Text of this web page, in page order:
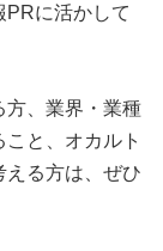
PRに活かして
方、業界・業種
と、オカルト
える方は、ぜひ